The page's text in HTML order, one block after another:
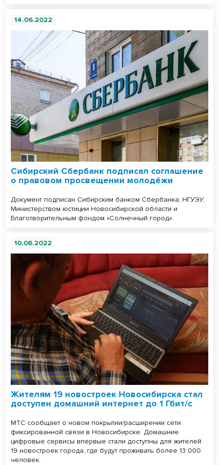
14.06.2022
Сибирский Сбербанк подписал соглашение
о правовом просвещении молодёжи
Документ подписан Сибирским банком Сбербанка, НГУЭУ,
Министерством юстиции Новосибирской области и
Благотворительным фондом «Солнечный город».
10.06.2022
Жителям 19 новостроек Новосибирска стал
доступен домашний интернет до 1 Гбит/с
МТС сообщает о новом покрытии/расширении сети
фиксированной связи в Новосибирске. Домашние
цифровые сервисы впервые стали доступны для жителей
19 новостроек города, где будут проживать более 13 000
человек.